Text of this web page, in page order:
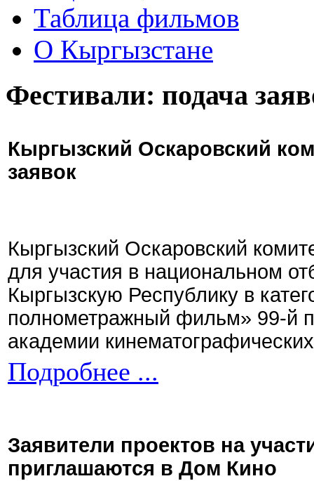
Таблица фильмов
О Кыргызстане
Фестивали: подача
Кыргызский Оскаровский
заявок
Кыргызский Оскаровский
для участия в национальном
Кыргызскую Республику в
полнометражный фильм» 99-й
академии
Подробнее ...
Заявители проектов на
приглашаются в Дом Кино